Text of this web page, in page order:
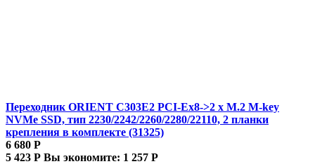
Переходник ORIENT C303E2 PCI-Ex8->2 x M.2 M-key
NVMe SSD, тип 2230/2242/2260/2280/22110, 2 планки
крепления в комплекте (31325)
6 680 Р
5 423 Р Вы экономите: 1 257 Р